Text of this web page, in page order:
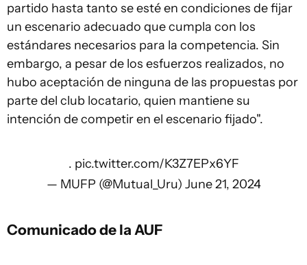
partido hasta tanto se esté en condiciones de fijar
un escenario adecuado que cumpla con los
estándares necesarios para la competencia. Sin
embargo, a pesar de los esfuerzos realizados, no
hubo aceptación de ninguna de las propuestas por
parte del club locatario, quien mantiene su
intención de competir en el escenario fijado".
. pic.twitter.com/K3Z7EPx6YF
— MUFP (@Mutual_Uru) June 21, 2024
Comunicado de la AUF